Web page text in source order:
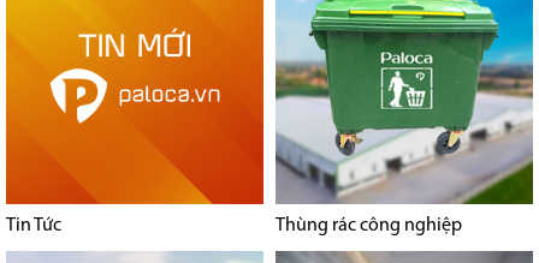
Tin Tức Thùng rác công nghiệp